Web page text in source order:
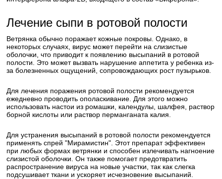
Лечение сыпи в ротовой полости
Ветрянка обычно поражает кожные покровы. Однако, в
некоторых случаях, вирус может перейти на слизистые
оболочки, что приводит к появлению высыпаний в ротовой
полости. Это может вызвать нарушение аппетита у ребенка из-
за болезненных ощущений, сопровождающих рост пузырьков.
Для лечения поражения ротовой полости рекомендуется
ежедневно проводить ополаскивание. Для этого можно
использовать настои из ромашки, календулы, шалфея, раствор
борной кислоты или раствор перманганата калия.
Для устранения высыпаний в ротовой полости рекомендуется
применять спрей "Мирамистин". Этот препарат эффективен
при любых формах ветрянки и способен излечивать нагноение
слизистой оболочки. Он также помогает предотвратить
распространение вируса на новые участки, так как слегка
подсушивает ткани и ускоряет исчезновение высыпаний.